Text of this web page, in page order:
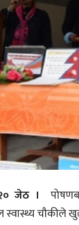
जेठ ।
स्वास्थ्य चौकीले